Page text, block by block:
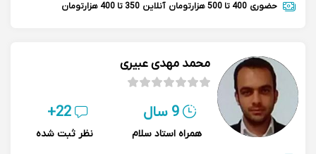
حضوری 400 تا 500 هزارتومان آنلاین 350 تا 400 هزارتومان
محمد مهدی عبیری
9 سال
همراه استاد سلام
22+
نظر ثبت شده